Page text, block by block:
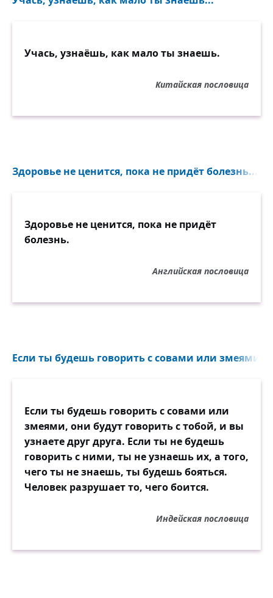
Учась, узнаёшь, как мало ты знаешь.
Китайская пословица
Здоровье не ценится, пока не придёт болезнь...
Здоровье не ценится, пока не придёт
болезнь.
Английская пословица
Если ты будешь говорить с совами или змеями,
Если ты будешь говорить с совами или
змеями, они будут говорить с тобой, и вы
узнаете друг друга. Если ты не будешь
говорить с ними, ты не узнаешь их, а того,
чего ты не знаешь, ты будешь бояться.
Человек разрушает то, чего боится.
Индейская пословица